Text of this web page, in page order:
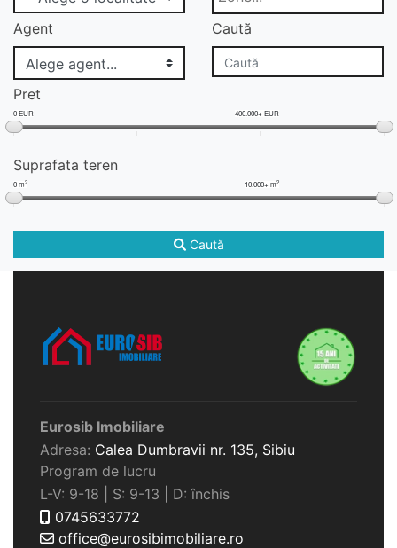
Agent Caută
Pret
0 EUR 400.000+ EUR
Suprafata teren
0 m2 10.000+ m2
Caută
Eurosib Imobiliare
Adresa: Calea Dumbravii nr. 135, Sibiu
Program de lucru
L-V: 9-18 | S: 9-13 | D: închis
0745633772
office@eurosibimobiliare.ro